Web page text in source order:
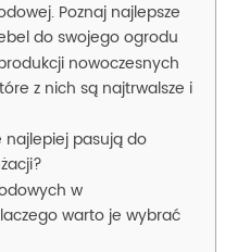
Poznaj najlepsze
do swojego ogrodu
nowoczesnych
z nich są najtrwalsze i
najlepiej pasują do
w
warto je wybrać